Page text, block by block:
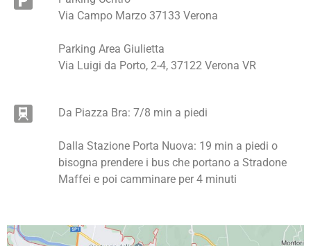
Via Campo Marzo 37133 Verona
Parking Area Giulietta
Via Luigi da Porto, 2-4, 37122 Verona VR
Da Piazza Bra: 7/8 min a piedi
Dalla Stazione Porta Nuova: 19 min a piedi o
bisogna prendere i bus che portano a Stradone
Maffei e poi camminare per 4 minuti